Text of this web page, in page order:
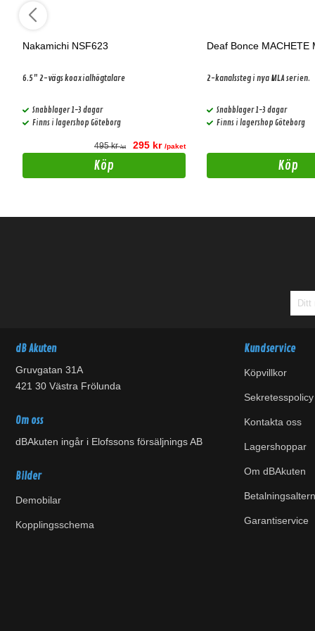
Nakamichi NSF623
6.5" 2-vägs koaxialhögtalare
Snabblager 1-3 dagar
Finns i lagershop Göteborg
495 kr/st 295 kr /paket
Köp
Deaf Bonce MACHETE
2-kanalssteg i nya MLA serien.
Snabblager 1-3 dagar
Finns i lagershop Göteborg
Köp
dB Akuten
Gruvgatan 31A
421 30 Västra Frölunda
Om oss
dBAkuten ingår i Elofssons försäljnings AB
Bilder
Demobilar
Kopplingsschema
Kundservice
Köpvillkor
Sekretesspolicy
Kontakta oss
Lagershoppar
Om dBAkuten
Garantiservice